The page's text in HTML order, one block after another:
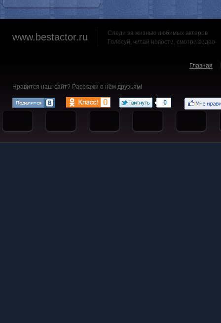
www.bestactor.ru
Следи за жизнью любимых актеров
Голосуй, читай новости, смотри видео
Главная
Нравится наш сайт? Расскажи о нём друзьям!